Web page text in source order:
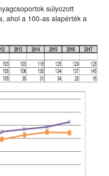
súlyozott
ahol a 100-as alapérték a